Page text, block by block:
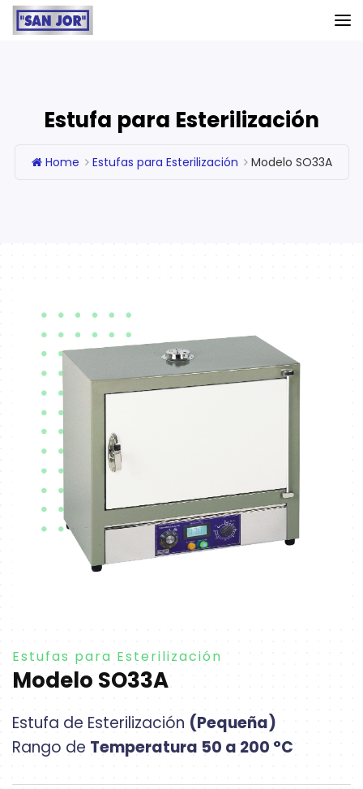
Estufa para Esterilización
Home Estufas para Esterilización Modelo SO33A
Estufas para Esterilización
Modelo SO33A
Estufa de Esterilización (Pequeña)
Rango de Temperatura 50 a 200 °C